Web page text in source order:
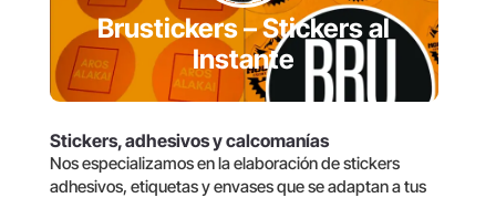
Brustickers – Stickers al
Instante
Stickers, adhesivos y calcomanías
Nos especializamos en la elaboración de stickers
adhesivos, etiquetas y envases que se adaptan a tus